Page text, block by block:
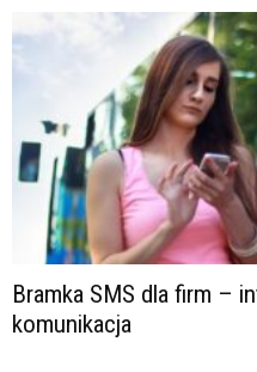
Bramka SMS dla firm –
komunikacja